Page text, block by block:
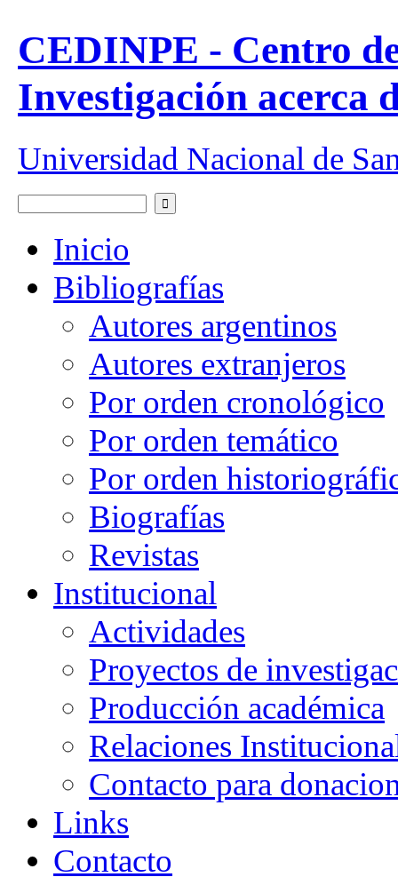
CEDINPE - Centro
Investigación acerca
Universidad Nacional de
Formulario de búsqueda
Inicio
Bibliografías
Autores argentinos
Autores extranjeros
Por orden cronológico
Por orden temático
Por orden
Biografías
Revistas
Institucional
Actividades
Proyectos de
Producción académica
Relaciones
Contacto para
Links
Contacto